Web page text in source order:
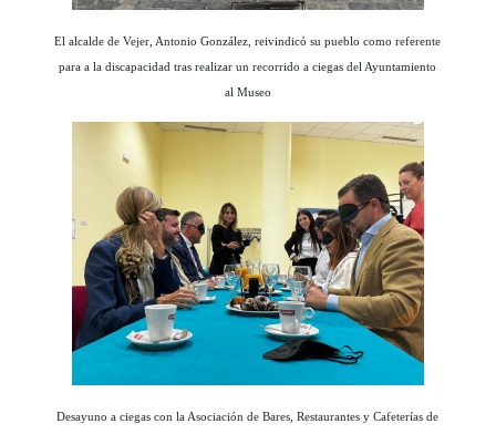
El alcalde de Vejer, Antonio González, reivindicó su pueblo como referente
para a la discapacidad tras realizar un recorrido a ciegas del Ayuntamiento
al Museo
Desayuno a ciegas con la Asociación de Bares, Restaurantes y Cafeterías de